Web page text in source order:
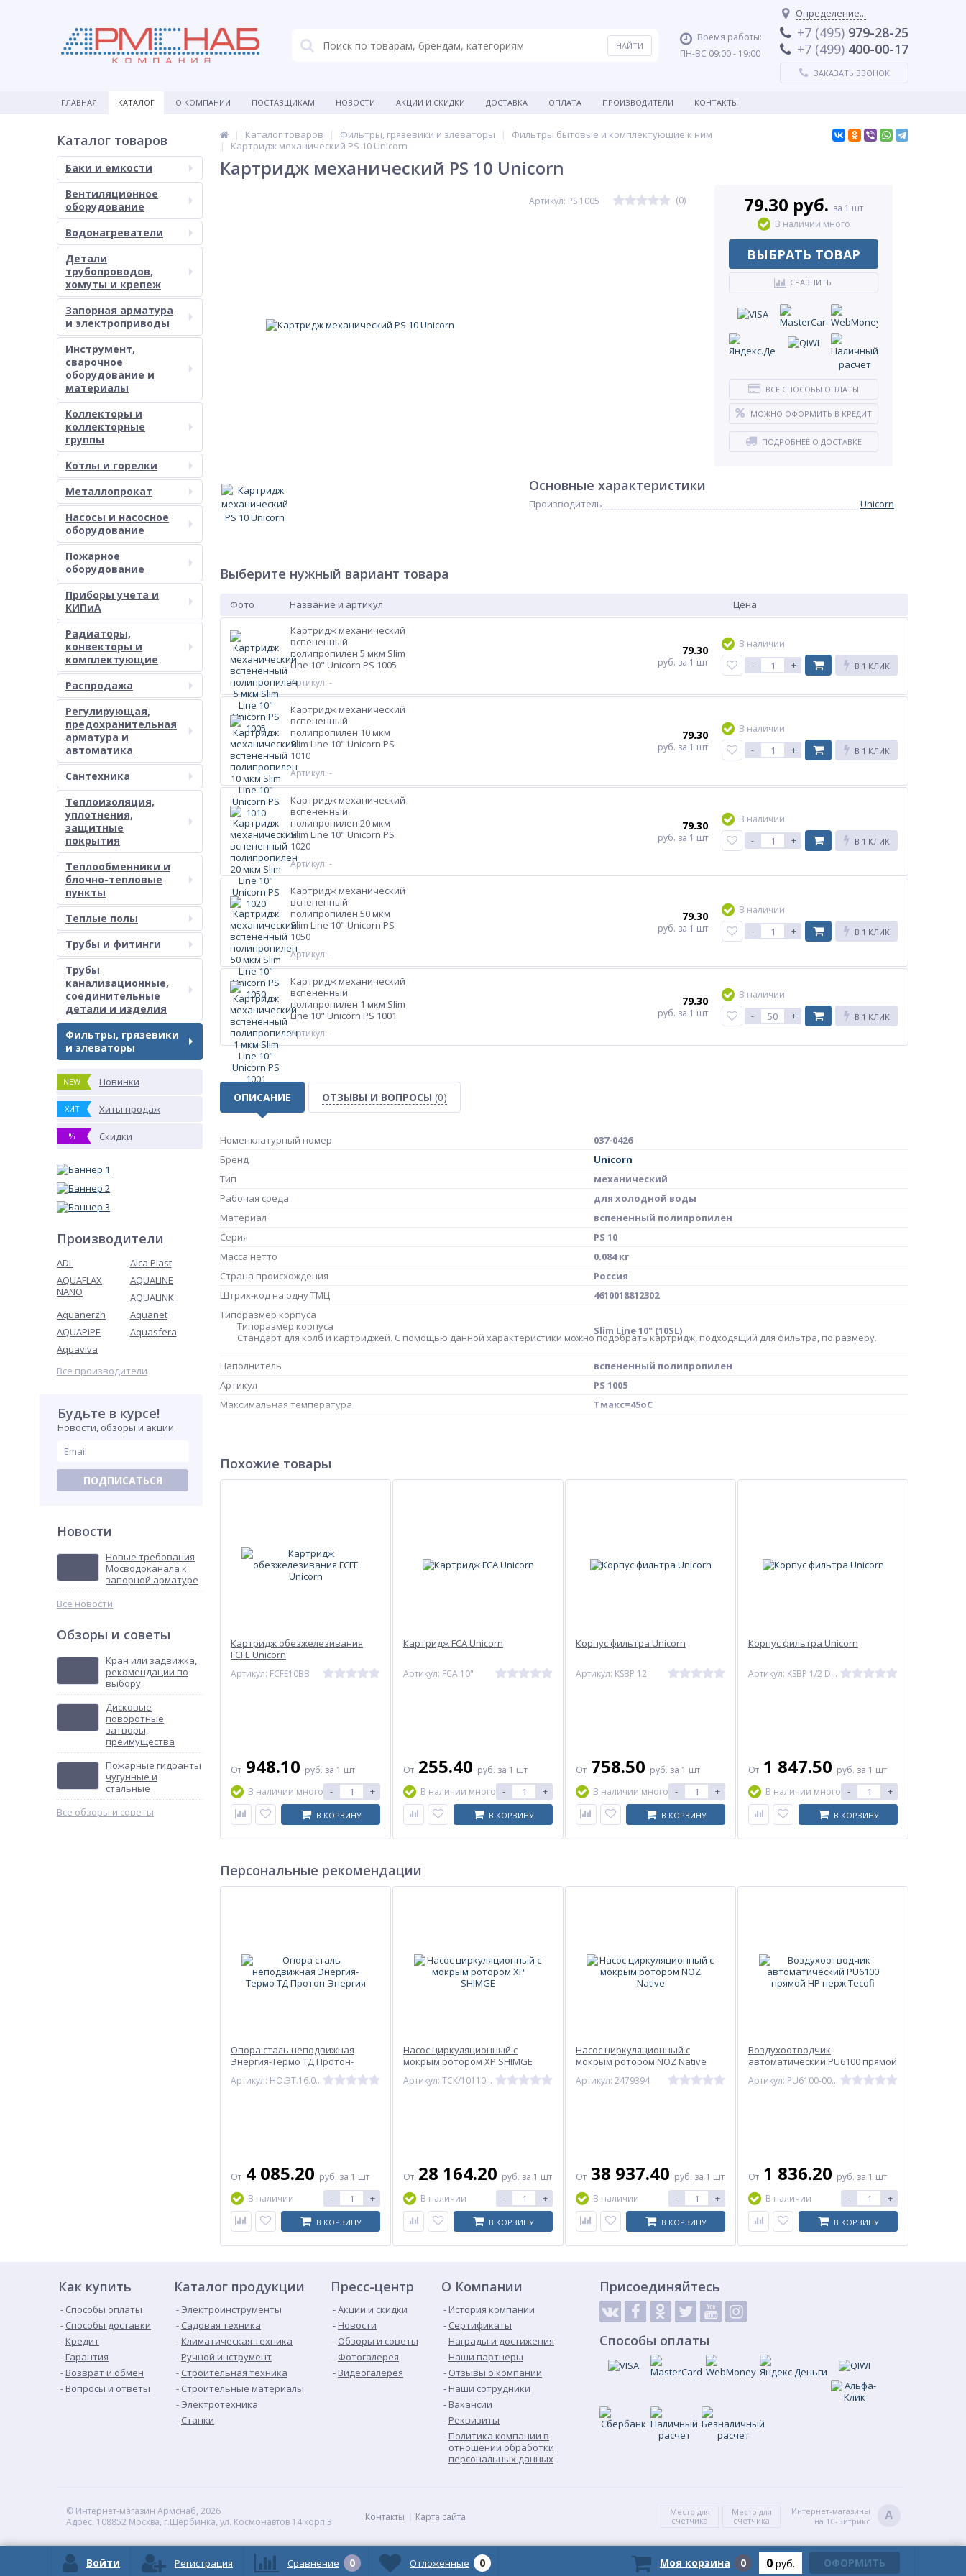
Время работы:
ПН-ВС 09:00 - 19:00
Определение...
+7 (495) 979-28-25
+7 (499) 400-00-17
ЗАКАЗАТЬ ЗВОНОК
ГЛАВНАЯ КАТАЛОГ О КОМПАНИИ ПОСТАВЩИКАМ НОВОСТИ АКЦИИ И СКИДКИ ДОСТАВКА ОПЛАТА ПРОИЗВОДИТЕЛИ КОНТАКТЫ
Каталог товаров
Баки и емкости
Вентиляционное
оборудование
Водонагреватели
Детали
трубопроводов,
хомуты и крепеж
Запорная арматура
и электроприводы
Инструмент,
сварочное
оборудование и
материалы
Коллекторы и
коллекторные
группы
Котлы и горелки
Металлопрокат
Насосы и насосное
оборудование
Пожарное
оборудование
Приборы учета и
КИПиА
Радиаторы,
конвекторы и
комплектующие
Распродажа
Регулирующая,
предохранительная
арматура и
автоматика
Сантехника
Теплоизоляция,
уплотнения,
защитные
покрытия
Теплообменники и
блочно-тепловые
пункты
Теплые полы
Трубы и фитинги
Трубы
канализационные,
соединительные
детали и изделия
Фильтры, грязевики
и элеваторы
NEW Новинки
ХИТ Хиты продаж
% Скидки
Производители
ADL
Alca Plast
AQUAFLAX
NANO
AQUALINE
AQUALINK
Aquanerzh
Aquanet
AQUAPIPE
Aquasfera
Aquaviva
Все производители
Будьте в курсе!
Новости, обзоры и акции
ПОДПИСАТЬСЯ
Новости
Новые требования
Мосводоканала к
запорной арматуре
Все новости
Обзоры и советы
Кран или задвижка,
рекомендации по
выбору
Дисковые
поворотные
затворы,
преимущества
Пожарные гидранты
чугунные и
стальные
Все обзоры и советы
Каталог товаров Фильтры, грязевики и элеваторы
Фильтры бытовые и комплектующие к ним
Картридж механический PS 10 Unicorn
Картридж механический PS 10 Unicorn
Артикул: PS 1005 (0) 79.30 руб. за 1 шт
В наличии много
ВЫБРАТЬ ТОВАР
СРАВНИТЬ
ВСЕ СПОСОБЫ ОПЛАТЫ
МОЖНО ОФОРМИТЬ В КРЕДИТ
ПОДРОБНЕЕ О ДОСТАВКЕ
Основные характеристики
Производитель Unicorn
Выберите нужный вариант товара
Фото Название и артикул
Цена
Картридж механический
вспененный
полипропилен 5 мкм Slim
Line 10" Unicorn PS 1005
Артикул: -
79.30
руб. за 1 шт
В наличии
- + В 1 КЛИК
Картридж механический
вспененный
полипропилен 10 мкм
Slim Line 10" Unicorn PS
1010
Артикул: -
79.30
руб. за 1 шт
В наличии
- + В 1 КЛИК
Картридж механический
вспененный
полипропилен 20 мкм
Slim Line 10" Unicorn PS
1020
Артикул: -
79.30
руб. за 1 шт
В наличии
- + В 1 КЛИК
Картридж механический
вспененный
полипропилен 50 мкм
Slim Line 10" Unicorn PS
1050
Артикул: -
79.30
руб. за 1 шт
В наличии
- + В 1 КЛИК
Картридж механический
вспененный
полипропилен 1 мкм Slim
Line 10" Unicorn PS 1001
Артикул: -
79.30
руб. за 1 шт
В наличии
- + В 1 КЛИК
ОПИСАНИЕ ОТЗЫВЫ И ВОПРОСЫ (0)
Номенклатурный номер
037-0426
Бренд
Unicorn
Тип
механический
Рабочая среда
для холодной воды
Материал
вспененный полипропилен
Серия
PS 10
Масса нетто
0.084 кг
Страна происхождения
Россия
Штрих-код на одну ТМЦ
4610018812302
Типоразмер корпуса
Типоразмер корпуса
Стандарт для колб и картриджей. С помощью данной характеристики можно подобрать картридж, подходящий для фильтра, по размеру.
Slim Line 10" (10SL)
Наполнитель
вспененный полипропилен
Артикул
PS 1005
Максимальная температура
Тмакс=45oC
Похожие товары
Картридж обезжелезивания
FCFE Unicorn
Артикул: FCFE10BB
От 948.10 руб. за 1 шт
В наличии много - +
В КОРЗИНУ
Картридж FCA Unicorn
Артикул: FCA 10"
От 255.40 руб. за 1 шт
В наличии много - +
В КОРЗИНУ
Корпус фильтра Unicorn
Артикул: KSBP 12
От 758.50 руб. за 1 шт
В наличии много - +
В КОРЗИНУ
Корпус фильтра Unicorn
Артикул: KSBP 1/2 DUO
От 1 847.50 руб. за 1 шт
В наличии много - +
В КОРЗИНУ
Персональные рекомендации
Опора сталь неподвижная
Энергия-Термо ТД Протон-
Артикул: НО.ЭТ.16.015.21.2.C
От 4 085.20 руб. за 1 шт
В наличии
- +
В КОРЗИНУ
Насос циркуляционный с
мокрым ротором XP SHIMGE
Артикул: ТСК/10110100235
От 28 164.20 руб. за 1 шт
В наличии
- +
В КОРЗИНУ
Насос циркуляционный с
мокрым ротором NOZ Native
Артикул: 2479394
От 38 937.40 руб. за 1 шт
В наличии
- +
В КОРЗИНУ
Воздухоотводчик
автоматический PU6100 прямой
Артикул: PU6100-0015
От 1 836.20 руб. за 1 шт
В наличии
- +
В КОРЗИНУ
Как купить
Способы оплаты
Способы доставки
Кредит
Гарантия
Возврат и обмен
Вопросы и ответы
Каталог продукции
Электроинструменты
Садовая техника
Климатическая техника
Ручной инструмент
Строительная техника
Строительные материалы
Электротехника
Станки
Пресс-центр
Акции и скидки
Новости
Обзоры и советы
Фотогалерея
Видеогалерея
О Компании
История компании
Сертификаты
Награды и достижения
Наши партнеры
Отзывы о компании
Наши сотрудники
Вакансии
Реквизиты
Политика компании в
отношении обработки
персональных данных
Присоединяйтесь
Способы оплаты
© Интернет-магазин Армснаб, 2026
Адрес: 108852 Москва, г.Щербинка, ул. Космонавтов 14 корп.3
Контакты Карта сайта
Место для
счетчика
Место для
счетчика
Интернет-магазины
на 1С-Битрикс
A
Войти Регистрация Сравнение 0 Отложенные 0 Моя корзина 0 0 руб. ОФОРМИТЬ